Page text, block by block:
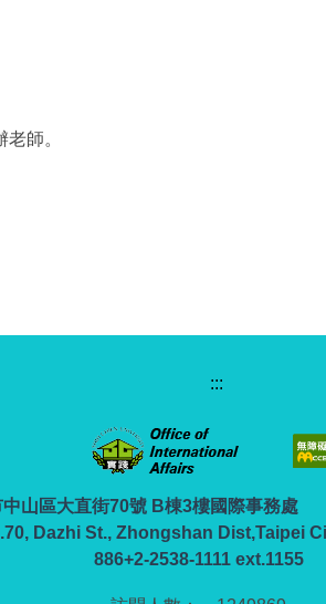
師。
:::
山區大直街70號 B棟3樓國際事務處
Dazhi St., Zhongshan Dist,Taipei
886+2-2538-1111 ext.1155